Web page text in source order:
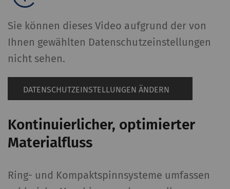
Sie können dieses Video aufgrund der von
Ihnen gewählten Datenschutzeinstellungen
nicht sehen.
DATENSCHUTZEINSTELLUNGEN ÄNDERN
Kontinuierlicher, optimierter
Materialfluss
Ring- und Kompaktspinnsysteme umfassen